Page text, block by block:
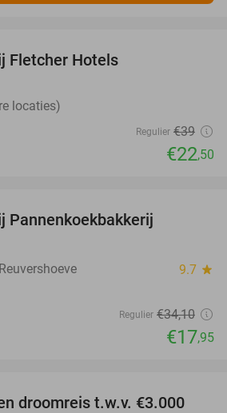
Fletcher Hotels
locaties)
Regulier €39
€22,50
Pannenkoekbakkerij
9.7 star
Regulier €34,10
€17,95
droomreis t.w.v. €3.000